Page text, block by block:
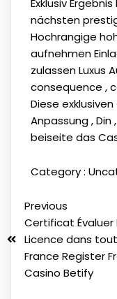
nächsten
Hochrangige
aufnehmen
zulassen Luxus
consequence ,
Diese
Anpassung ,
beiseite das
Category :
Previous
Certificat Évaluer
Licence dans
France Register
Casino Betify